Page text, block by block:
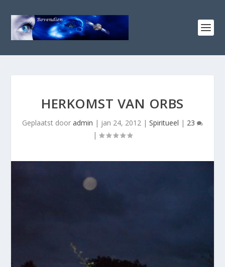
HERKOMST VAN ORBS
Geplaatst door admin | jan 24, 2012 | Spiritueel | 23
|